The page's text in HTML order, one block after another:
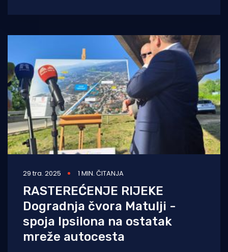
29 tra. 2025 1 MIN. ČITANJA
RASTEREĆENJE RIJEKE
Dogradnja čvora Matulji -
spoja Ipsilona na ostatak
mreže autocesta